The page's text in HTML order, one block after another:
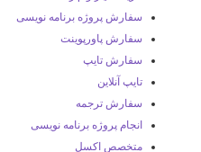
سفارش پروژه برنامه نویسی
سفارش پاورپوینت
سفارش تایپ
تایپ آنلاین
سفارش ترجمه
انجام پروژه برنامه نویسی
متخصص اکسل